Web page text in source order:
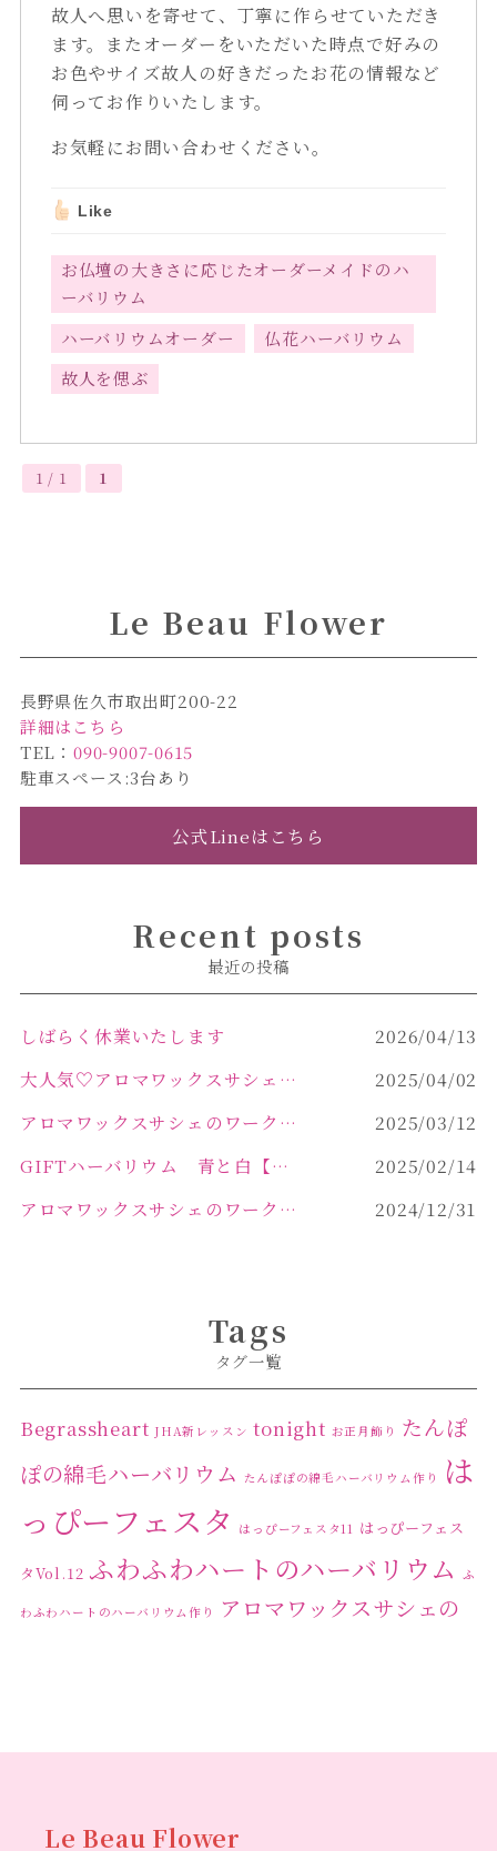
故人へ思いを寄せて、丁寧に作らせていただき
ます。またオーダーをいただいた時点で好みの
お色やサイズ故人の好きだったお花の情報など
伺ってお作りいたします。
お気軽にお問い合わせください。
Like
お仏壇の大きさに応じたオーダーメイドのハ
ーバリウム
ハーバリウムオーダー
仏花ハーバリウム
故人を偲ぶ
1 / 1 1
Le Beau Flower
長野県佐久市取出町200-22
詳細はこちら
TEL：090-9007-0615
駐車スペース:3台あり
公式Lineはこちら
Recent posts
最近の投稿
しばらく休業いたします
2026/04/13
大人気♡アロマワックスサシェ作り
2025/04/02
アロマワックスサシェのワークショップinPOLA中込原店 VOL.2
2025/03/12
GIFTハーバリウム 青と白【佐久市 ハーバリウム ギフト】
2025/02/14
アロマワックスサシェのワークショップinPOLA中込原店ご報告【佐久市 キャンドル サシェ】
2024/12/31
Tags
タグ一覧
Begrassheart JHA新レッスン tonight お正月飾り たんぽ
ぽの綿毛ハーバリウム たんぽぽの綿毛ハーバリウム作り
は
っぴーフェスタ
はっぴーフェスタ11 はっぴーフェス
タVol.12 ふわふわハートのハーバリウム ふ
わふわハートのハーバリウム作り
アロマワックスサシェの
リウムレッスン
Le Beau Flower